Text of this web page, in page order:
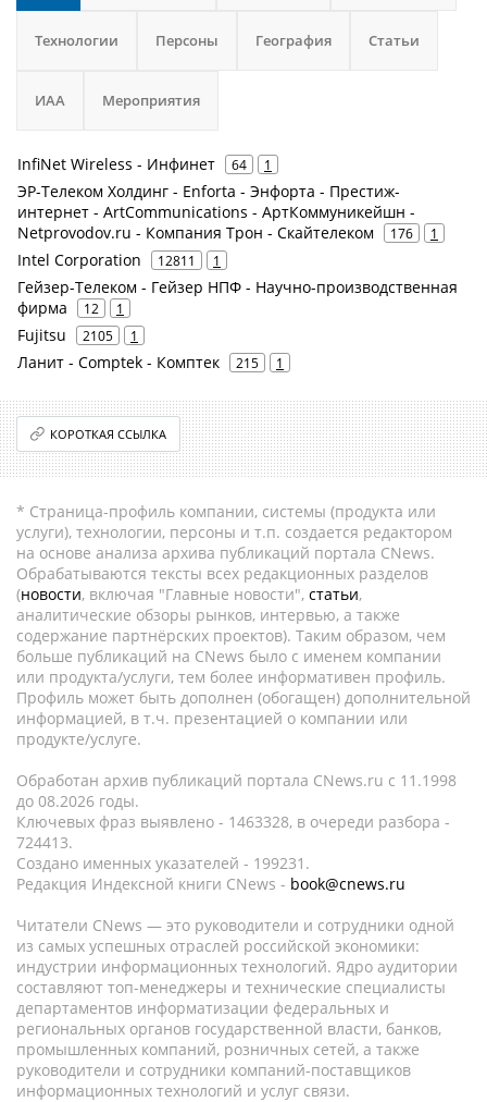
Технологии Персоны География Статьи
ИАА Мероприятия
InfiNet Wireless - Инфинет 64 1
ЭР-Телеком Холдинг - Enforta - Энфорта - Престиж-
интернет - ArtCommunications - АртКоммуникейшн -
Netprovodov.ru - Компания Трон - Скайтелеком
176 1
Intel Corporation 12811 1
Гейзер-Телеком - Гейзер НПФ - Научно-производственная
фирма
12 1
Fujitsu 2105 1
Ланит - Comptek - Комптек 215 1
КОРОТКАЯ ССЫЛКА
* Страница-профиль компании, системы (продукта или
услуги), технологии, персоны и т.п. создается редактором
на основе анализа архива публикаций портала CNews.
Обрабатываются тексты всех редакционных разделов
(новости, включая "Главные новости", статьи,
аналитические обзоры рынков, интервью, а также
содержание партнёрских проектов). Таким образом, чем
больше публикаций на CNews было с именем компании
или продукта/услуги, тем более информативен профиль.
Профиль может быть дополнен (обогащен) дополнительной
информацией, в т.ч. презентацией о компании или
продукте/услуге.
Обработан архив публикаций портала CNews.ru c 11.1998
до 08.2026 годы.
Ключевых фраз выявлено - 1463328, в очереди разбора -
724413.
Создано именных указателей - 199231.
Редакция Индексной книги CNews - book@cnews.ru
Читатели CNews — это руководители и сотрудники одной
из самых успешных отраслей российской экономики:
индустрии информационных технологий. Ядро аудитории
составляют топ-менеджеры и технические специалисты
департаментов информатизации федеральных и
региональных органов государственной власти, банков,
промышленных компаний, розничных сетей, а также
руководители и сотрудники компаний-поставщиков
информационных технологий и услуг связи.